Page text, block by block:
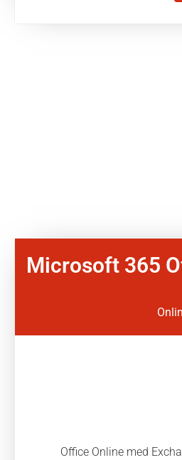
Microsoft 365
Office Online med